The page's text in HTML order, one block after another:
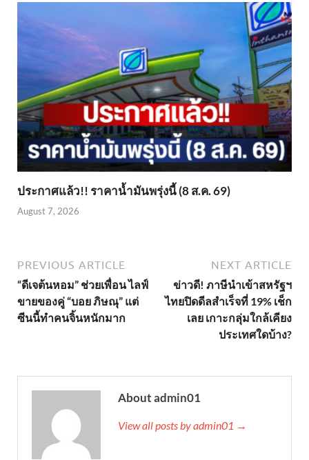
ประกาศแล้ว!! ราคาน้ำมันพรุ่งนี้ (8 ส.ค. 69)
August 7, 2026
PREVIOUS ARTICLE
“ดีเจต้นหอม” ช่วยเพื่อน ไลฟ์
ขายของคู่ “บอย ภิษณุ” แต่
ซีนนี้ทำคนจิ้นหนักมาก
NEXT ARTICLE
ข่าวดี! ภาษีนำเข้าสหรัฐฯ
ไทยปิดดีลสำเร็จที่ 19% เช็ก
เลย เกาะกลุ่มใกล้เคียง
ประเทศใดบ้าง?
About admin01
View all posts by admin01 →